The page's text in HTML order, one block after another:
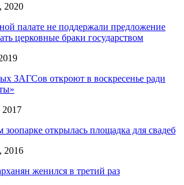
2020
палате не поддержали предложение
церковные браки государством
ЗАГСов откроют в воскресенье ради
2017
открылась площадка для свадеб
2016
женился в третий раз